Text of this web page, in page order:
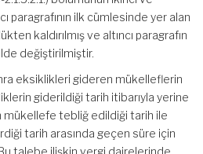
paragrafının ilk cümlesinde yer alan
kaldırılmış ve altıncı paragrafın
değiştirilmiştir.
eksiklikleri gideren mükelleflerin
giderildiği tarih itibarıyla yerine
mükellefe tebliğ edildiği tarih ile
tarih arasında geçen süre için
talebe ilişkin vergi dairelerinde